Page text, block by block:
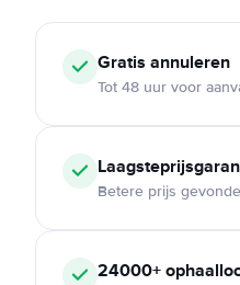
Gratis annuleren
Tot 48 uur voor
Betere prijs
24000+